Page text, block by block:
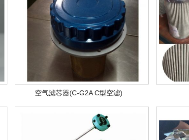
空气滤芯器(C-G2A C型空滤)